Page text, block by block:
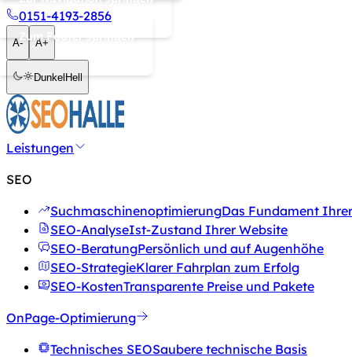
Zum Footer springen
0151-4193-2856
A- A+
DunkelHell
Leistungen
SEO
SuchmaschinenoptimierungDas Fundament
SEO-AnalyseIst-Zustand Ihrer Website
SEO-BeratungPersönlich und auf Augenhöhe
SEO-StrategieKlarer Fahrplan zum Erfolg
SEO-KostenTransparente Preise und Pakete
OnPage-Optimierung
Technisches SEOSaubere technische Basis